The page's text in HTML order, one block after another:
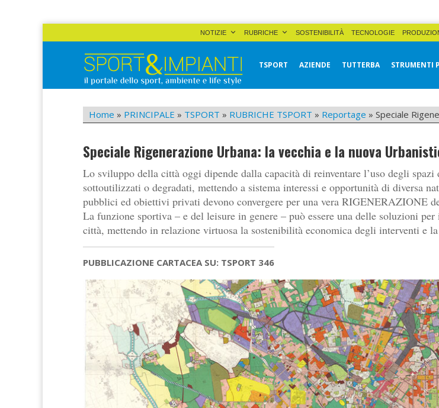
NOTIZIE RUBRICHE SOSTENIBILITÀ TECNOLOGIE
Sport&Impianti
TSPORT AZIENDE TUTTERBA STRUMENTI
Home » PRINCIPALE » TSPORT » RUBRICHE TSPORT » Reportage » Speciale
Speciale Rigenerazione Urbana: la vecchia e la nuova
Lo sviluppo della città oggi dipende dalla capacità di reinventare l’uso degli spazi
sottoutilizzati o degradati, mettendo a sistema interessi e opportunità di diversa
pubblici ed obiettivi privati devono convergere per una vera RIGENERAZIONE
La funzione sportiva – e del leisure in genere – può essere una delle soluzioni
città, mettendo in relazione virtuosa la sostenibilità economica degli interventi e
PUBBLICAZIONE CARTACEA SU: TSPORT 346